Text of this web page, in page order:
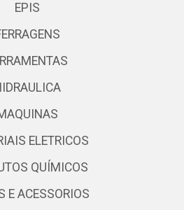
EPIS
ELETRICOS
QUÍMICOS
E ACESSORIOS